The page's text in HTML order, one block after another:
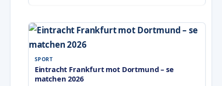
SPORT
Eintracht Frankfurt mot Dortmund – se
matchen 2026